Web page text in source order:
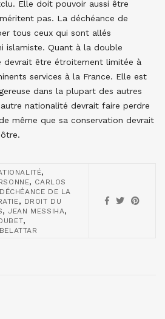
Elle doit pouvoir aussi être
pas. La déchéance de
tous ceux qui sont allés
islamiste. Quant à la double
devrait être étroitement limitée à
services à la France. Elle est
dans la plupart des autres
autre nationalité devrait faire perdre
même que sa conservation devrait
,
, CARLOS
DÉCHÉANCE DE LA
, DROIT DU
, JEAN MESSIHA,
,